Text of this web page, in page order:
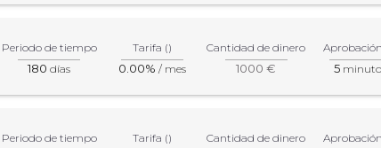
Periodo de tiempo
180 días
Tarifa ()
0.00% / mes
Cantidad de dinero
1000 € 5
Periodo de tiempo Tarifa () Cantidad de dinero